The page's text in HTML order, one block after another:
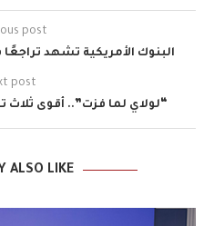
post
البنوك الأمريكية تشهد
post
“لولاي لما فزت”.. أقوى
ALSO LIKE